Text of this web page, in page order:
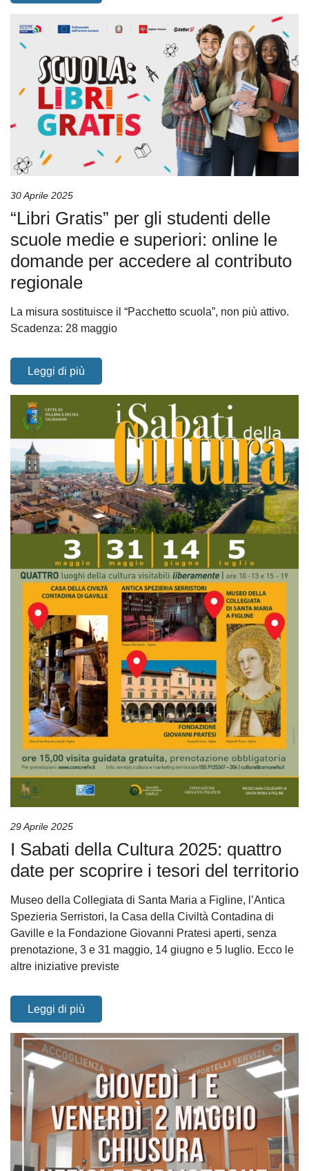
30 Aprile 2025
“Libri Gratis” per gli studenti delle
scuole medie e superiori: online le
domande per accedere al contributo
regionale
La misura sostituisce il “Pacchetto scuola”, non più attivo.
Scadenza: 28 maggio
Leggi di più
29 Aprile 2025
I Sabati della Cultura 2025: quattro
date per scoprire i tesori del territorio
Museo della Collegiata di Santa Maria a Figline, l’Antica
Spezieria Serristori, la Casa della Civiltà Contadina di
Gaville e la Fondazione Giovanni Pratesi aperti, senza
prenotazione, 3 e 31 maggio, 14 giugno e 5 luglio. Ecco le
altre iniziative previste
Leggi di più